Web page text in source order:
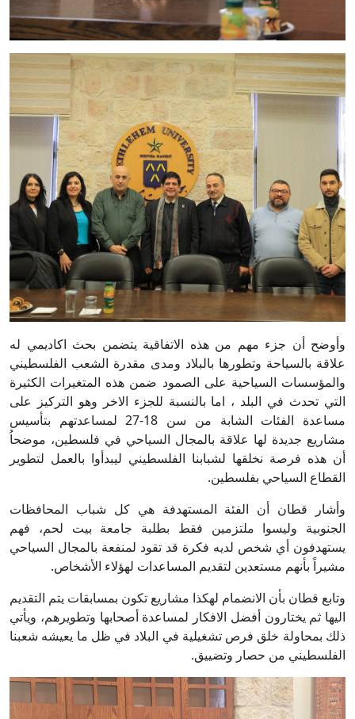
وأوضح أن جزء مهم من هذه الاتفاقية يتضمن بحث اكاديمي له
علاقة بالسياحة وتطورها بالبلاد ومدى مقدرة الشعب الفلسطيني
والمؤسسات السياحية على الصمود ضمن هذه المتغيرات الكثيرة
التي تحدث في البلد ، اما بالنسبة للجزء الاخر وهو التركيز على
مساعدة الفئات الشابة من سن 18-27 لمساعدتهم بتأسيس
مشاريع جديدة لها علاقة بالمجال السياحي في فلسطين، موضحاُ
أن هذه فرصة نخلقها لشبابنا الفلسطيني ليبدأوا بالعمل لتطوير
القطاع السياحي بفلسطين.
وأشار قطان أن الفئة المستهدفة هي كل شباب المحافظات
الجنوبية وليسوا ملتزمين فقط بطلبة جامعة بيت لحم، فهم
يستهدفون أي شخص لديه فكرة قد تقود لمنفعة بالمجال السياحي
مشيراً بأنهم مستعدين لتقديم المساعدات لهؤلاء الأشخاص.
وتابع قطان بأن الانضمام لهكذا مشاريع تكون بمسابقات يتم التقديم
اليها ثم يختارون أفضل الافكار لمساعدة أصحابها وتطويرهم، ويأتي
ذلك بمحاولة خلق فرص تشغيلية في البلاد في ظل ما يعيشه شعبنا
الفلسطيني من حصار وتضييق.